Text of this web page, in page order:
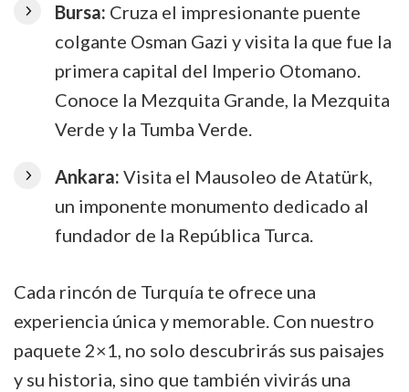
Bursa: Cruza el impresionante puente
colgante Osman Gazi y visita la que fue la
primera capital del Imperio Otomano.
Conoce la Mezquita Grande, la Mezquita
Verde y la Tumba Verde.
Ankara: Visita el Mausoleo de Atatürk,
un imponente monumento dedicado al
fundador de la República Turca.
Cada rincón de Turquía te ofrece una
experiencia única y memorable. Con nuestro
paquete 2×1, no solo descubrirás sus paisajes
y su historia, sino que también vivirás una